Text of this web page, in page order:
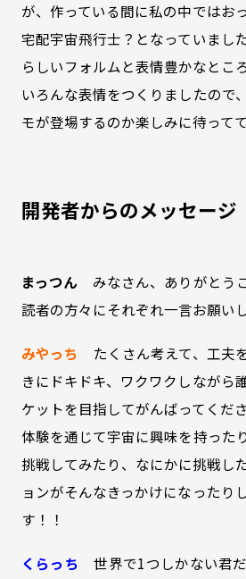
が、作っている間に私の中ではお
宅配宇宙飛行士？となっていまし
らしいフォルムと表情豊かなとこ
いろんな表情をつくりましたので
モが登場するのか楽しみに待って
開発者からのメッセージ
まっつん みなさん、ありがとう
読者の方々にそれぞれ一言お願い
みやっち
たくさん考えて、工夫
きにドキドキ、ワクワクしながら
ケットを目指してがんばってくだ
体験を通じて宇宙に興味を持った
挑戦してみたり、なにかに挑戦し
ョンがそんなきっかけになったり
す！！
くらっち 世界で1つしかない君